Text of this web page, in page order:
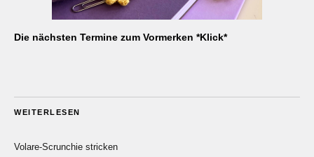
Die nächsten Termine zum Vormerken *Klick*
WEITERLESEN
Volare-Scrunchie stricken